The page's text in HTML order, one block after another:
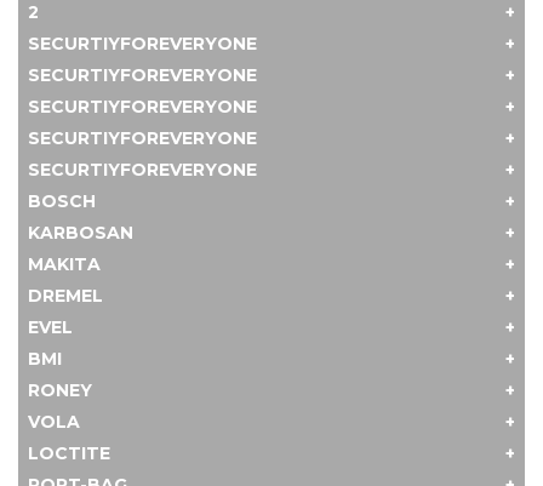
2
SECURTIYFOREVERYONE
SECURTIYFOREVERYONE
SECURTIYFOREVERYONE
SECURTIYFOREVERYONE
SECURTIYFOREVERYONE
BOSCH
KARBOSAN
MAKITA
DREMEL
EVEL
BMI
RONEY
VOLA
LOCTITE